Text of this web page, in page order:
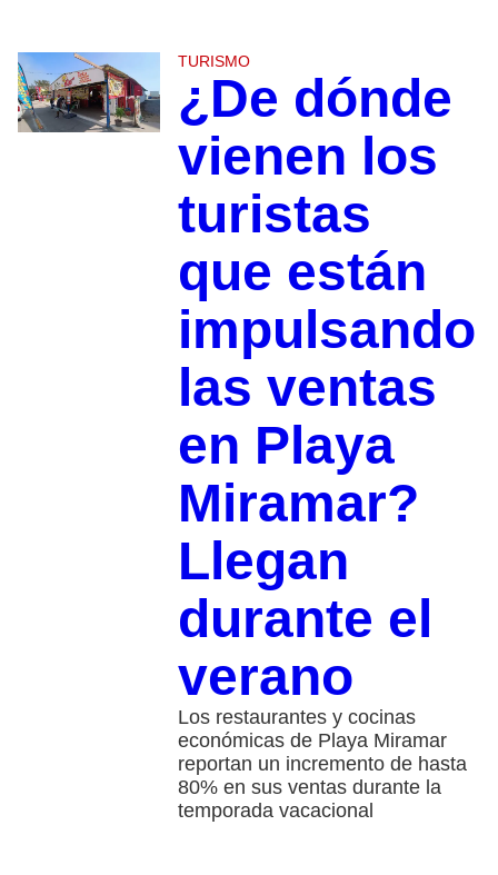
TURISMO
¿De dónde
vienen los
turistas
que están
impulsando
las ventas
en Playa
Miramar?
Llegan
durante el
verano
Los restaurantes y cocinas
económicas de Playa Miramar
reportan un incremento de hasta
80% en sus ventas durante la
temporada vacacional